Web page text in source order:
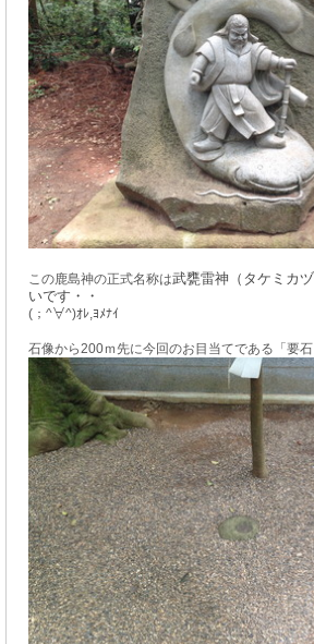
この鹿島神の正式名称は武甕雷神（タケミカ
いです・・
(；^∀^)ｵﾚ,ﾖﾒﾅｲ
石像から200ｍ先に今回のお目当てである「要